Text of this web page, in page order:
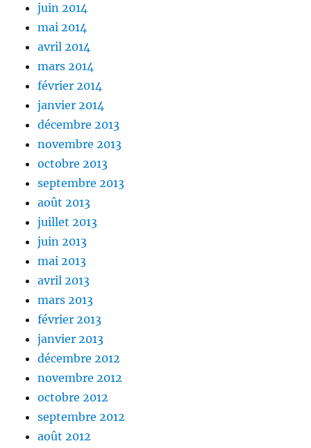
juin 2014
mai 2014
avril 2014
mars 2014
février 2014
janvier 2014
décembre 2013
novembre 2013
octobre 2013
septembre 2013
août 2013
juillet 2013
juin 2013
mai 2013
avril 2013
mars 2013
février 2013
janvier 2013
décembre 2012
novembre 2012
octobre 2012
septembre 2012
août 2012